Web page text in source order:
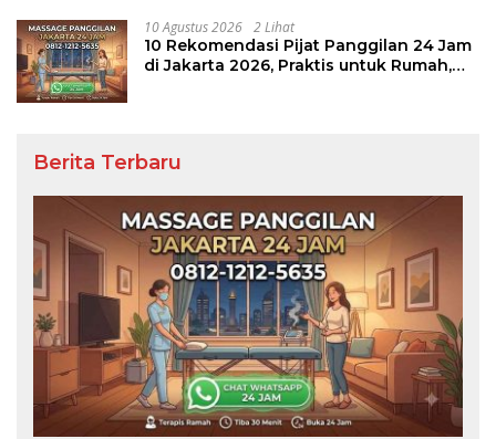
10 Agustus 2026 2 Lihat
10 Rekomendasi Pijat Panggilan 24 Jam
di Jakarta 2026, Praktis untuk Rumah,
Berita Terbaru